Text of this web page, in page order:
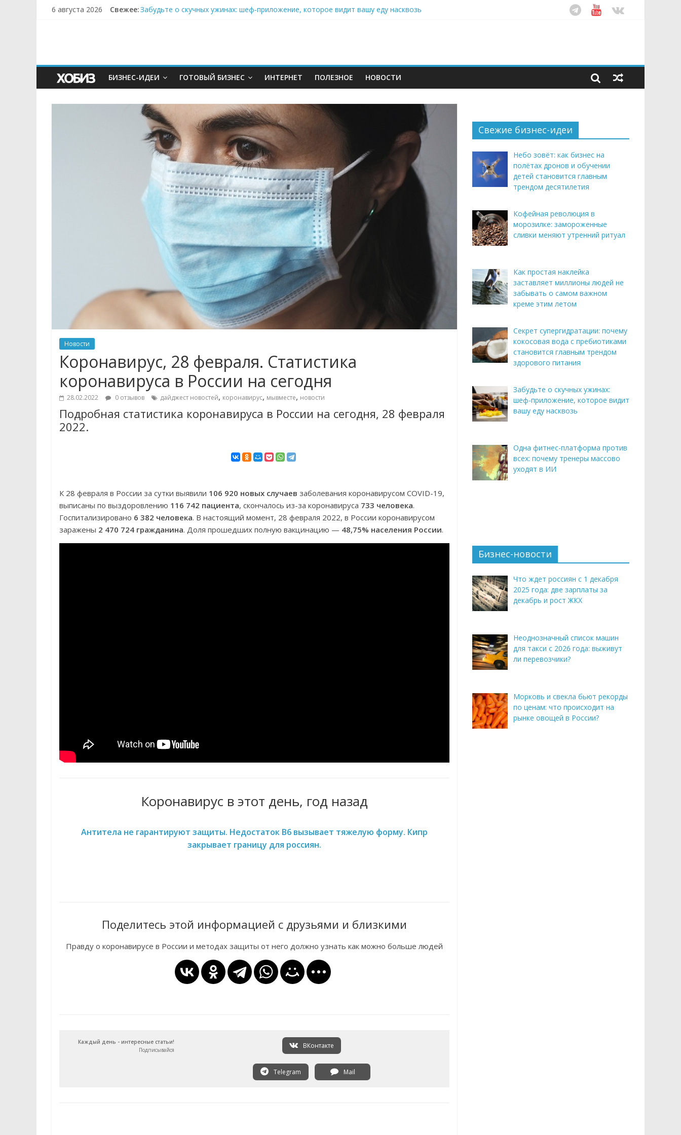
6 августа 2026 Свежее:Забудьте о скучных ужинах: шеф-приложение, которое видит вашу еду насквозь
БИЗНЕС-ИДЕИ ГОТОВЫЙ БИЗНЕС ИНТЕРНЕТ ПОЛЕЗНОЕ НОВОСТИ
Новости
Коронавирус, 28 февраля. Статистика
коронавируса в России на сегодня
28.02.2022 0 отзывов дайджест новостей, коронавирус, мывместе, новости
Подробная статистика коронавируса в России на сегодня, 28 февраля
2022.
К 28 февраля в России за сутки выявили 106 920 новых случаев заболевания коронавирусом COVID-19,
выписаны по выздоровлению 116 742 пациента, скончалось из-за коронавируса 733 человека.
Госпитализировано 6 382 человека. В настоящий момент, 28 февраля 2022, в России коронавирусом
заражены 2 470 724 гражданина. Доля прошедших полную вакцинацию — 48,75% населения России.
Коронавирус в этот день, год назад
Антитела не гарантируют защиты. Недостаток В6 вызывает тяжелую форму. Кипр
закрывает границу для россиян.
Поделитесь этой информацией с друзьями и близкими
Правду о коронавирусе в России и методах защиты от него должно узнать как можно больше людей
Каждый день - интересные статьи!
Подписывайся
ВКонтакте
Telegram Mail
Свежие бизнес-идеи
Небо зовёт: как бизнес на
полётах дронов и обучении
детей становится главным
трендом десятилетия
Кофейная революция в
морозилке: замороженные
сливки меняют утренний ритуал
Как простая наклейка
заставляет миллионы людей не
забывать о самом важном
креме этим летом
Секрет супергидратации: почему
кокосовая вода с пребиотиками
становится главным трендом
здорового питания
Забудьте о скучных ужинах:
шеф-приложение, которое видит
вашу еду насквозь
Одна фитнес-платформа против
всех: почему тренеры массово
уходят в ИИ
Бизнес-новости
Что ждет россиян с 1 декабря
2025 года: две зарплаты за
декабрь и рост ЖКХ
Неоднозначный список машин
для такси с 2026 года: выживут
ли перевозчики?
Морковь и свекла бьют рекорды
по ценам: что происходит на
рынке овощей в России?